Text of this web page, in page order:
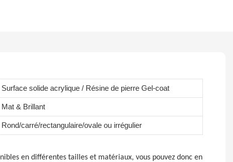
Surface solide acrylique / Résine de pierre Gel-coat
Mat & Brillant
Rond/carré/rectangulaire/ovale ou irrégulier
en différentes tailles et matériaux, vous pouvez donc en